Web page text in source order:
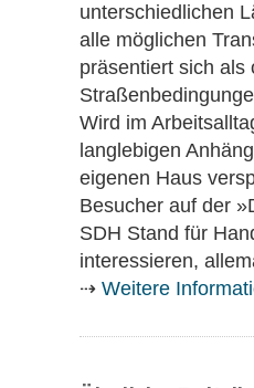
unterschiedlichen
alle möglichen
präsentiert sich als
Wird im
langlebigen
eigenen Haus
Besucher auf der
SDH Stand für
interessieren,
⇢ Weitere